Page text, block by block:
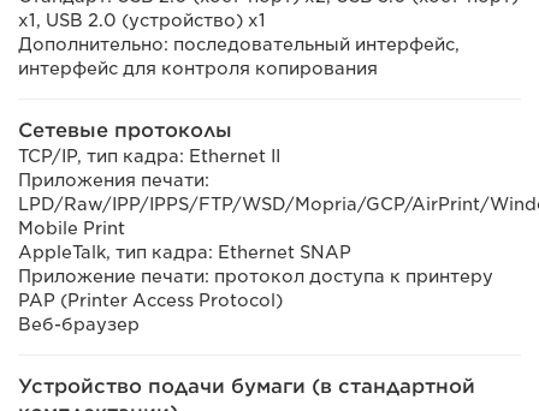
x1, USB 2.0 (устройство) x1
Дополнительно: последовательный интерфейс,
интерфейс для контроля копирования
Сетевые протоколы
TCP/IP, тип кадра: Ethernet II
Приложения печати:
LPD/Raw/IPP/IPPS/FTP/WSD/Mopria/GCP/AirPrint/
Mobile Print
AppleTalk, тип кадра: Ethernet SNAP
Приложение печати: протокол доступа к принтеру
PAP (Printer Access Protocol)
Веб-браузер
Устройство подачи бумаги (в стандартной